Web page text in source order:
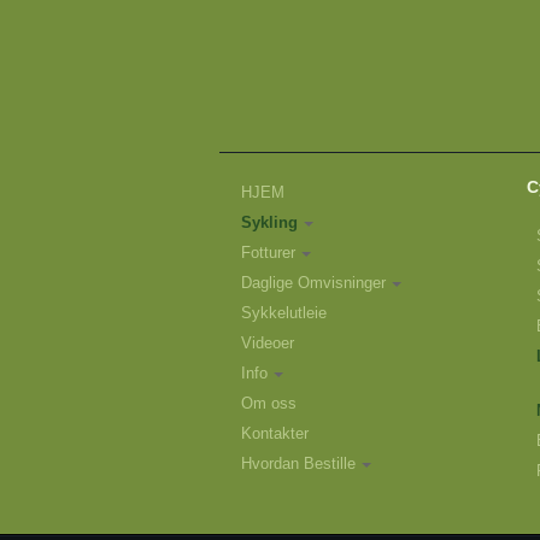
HJEM
Sykling
Fotturer
Daglige Omvisninger
Sykkelutleie
Videoer
Info
Om oss
Kontakter
Hvordan Bestille